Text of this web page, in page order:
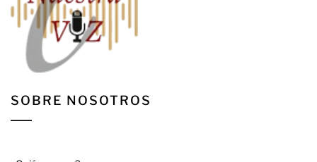
SOBRE NOSOTROS